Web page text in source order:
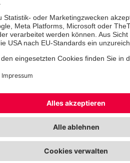
Telefonnummer
Ihre E-Mail-Adresse
Ich habe die
Ja, ich möchte einen